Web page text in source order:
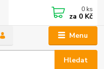
Menu
Hledat
0 ks
za 0 Kč